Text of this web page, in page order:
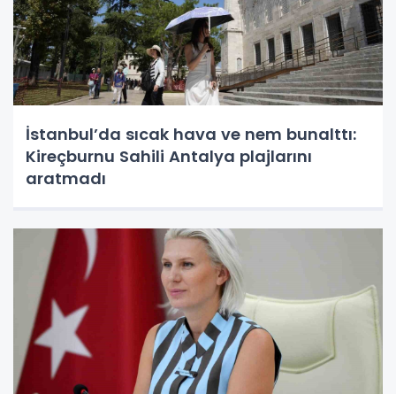
İstanbul’da sıcak hava ve nem bunalttı:
Kireçburnu Sahili Antalya plajlarını
aratmadı